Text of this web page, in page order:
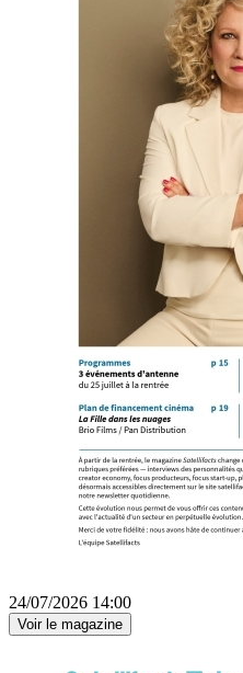
24/07/2026 14:00
Voir le magazine